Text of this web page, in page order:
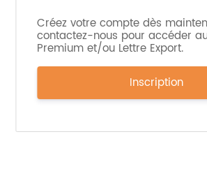
Créez votre compte dès
contactez-nous pour accéder
Premium et/ou Lettre Export.
Inscription
Sources :
https://